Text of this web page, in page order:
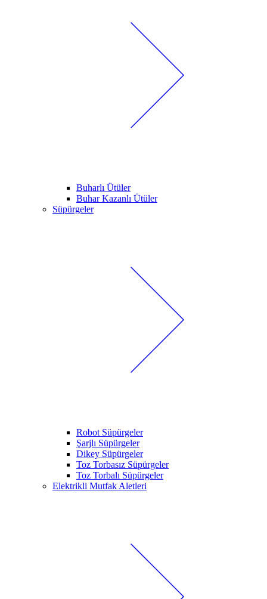
Buharlı Ütüler
Buhar Kazanlı Ütüler
Süpürgeler
Robot Süpürgeler
Şarjlı Süpürgeler
Dikey Süpürgeler
Toz Torbasız Süpürgeler
Toz Torbalı Süpürgeler
Elektrikli Mutfak Aletleri